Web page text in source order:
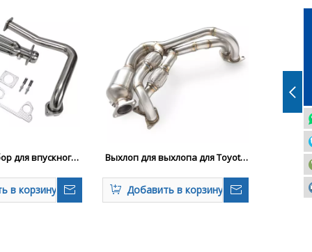
для впускного
в корзину
Выхлоп для выхлопа для Toyota
Добавить в корзину